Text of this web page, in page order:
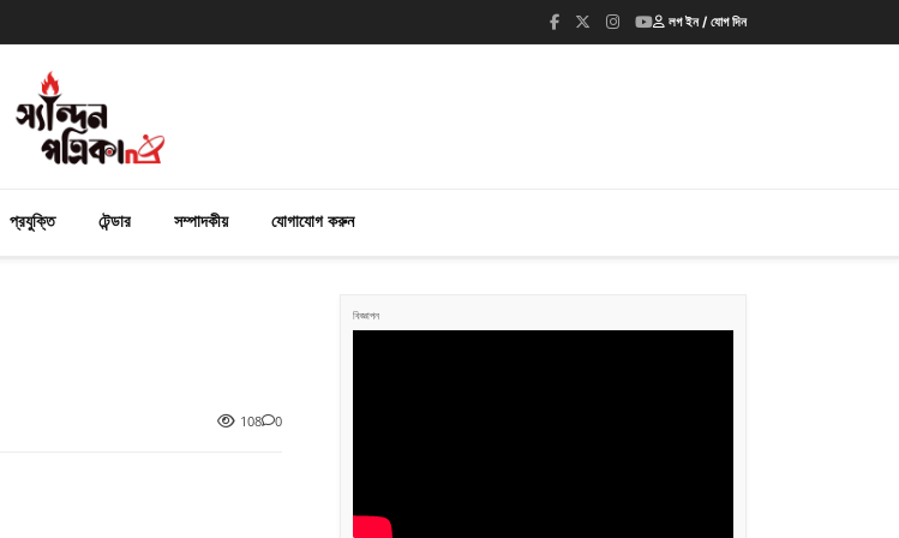
লগ ইন / যোগ দিন
প্রযুক্তি টেন্ডার সম্পাদকীয় যোগাযোগ করুন
108 0
বিজ্ঞাপন